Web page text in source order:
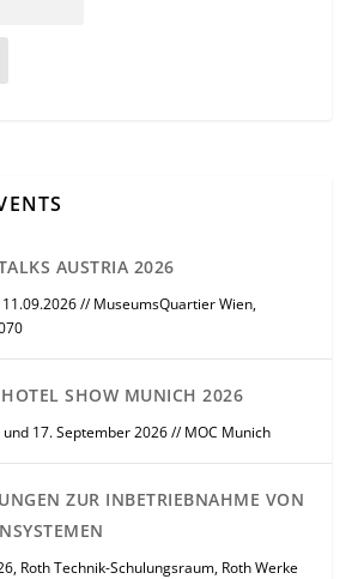
AUSTRIA 2026
11.09.2026 // MuseumsQuartier Wien,
SHOW MUNICH 2026
17. September 2026 // MOC Munich
ZUR INBETRIEBNAHME VON
Roth Technik-Schulungsraum, Roth Werke